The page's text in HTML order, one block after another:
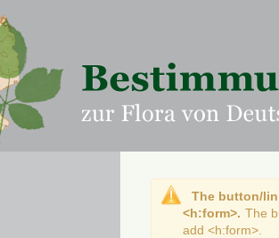
The button/
<h:form>. The
add <h:form>.